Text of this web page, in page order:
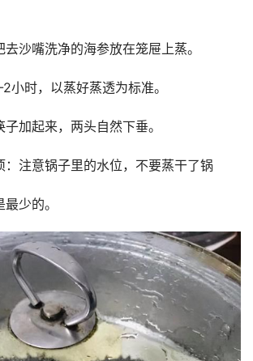
沙嘴洗净的海参放在笼屉上蒸。
小时，以蒸好蒸透为标准。
加起来，两头自然下垂。
：注意锅子里的水位，不要蒸干了锅
少的。